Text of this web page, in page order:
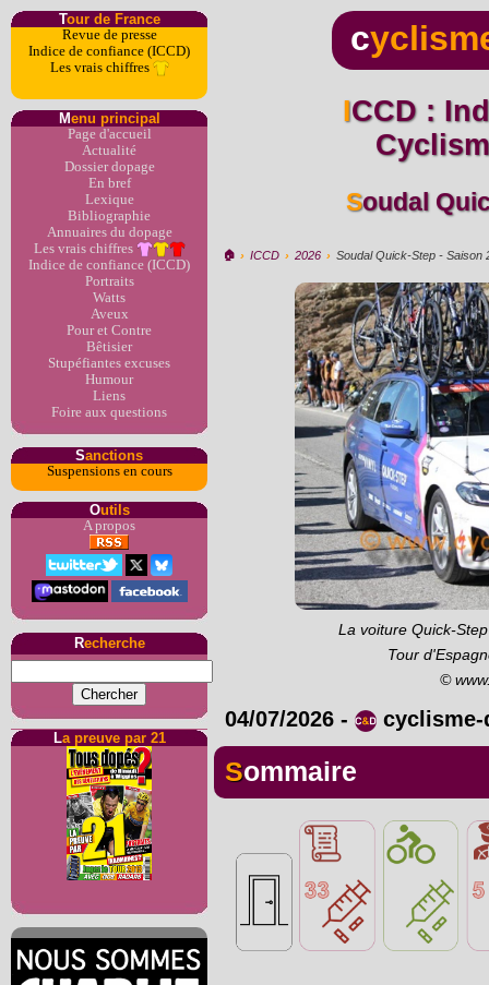
Tour de France
Revue de presse
Indice de confiance (ICCD)
Les vrais chiffres
Menu principal
Page d'accueil
Actualité
Dossier dopage
En bref
Lexique
Bibliographie
Annuaires du dopage
Les vrais chiffres
Indice de confiance (ICCD)
Portraits
Watts
Aveux
Pour et Contre
Bêtisier
Stupéfiantes excuses
Humour
Liens
Foire aux questions
Sanctions
Suspensions en cours
Outils
A propos
Recherche
La preuve par 21
c
ICCD : Indice de Confiance
Soudal
🏠︎ › ICCD › 2026 › Soudal Quick-Step - Saison
La voiture Quick-
Tour
©
04/07/2026 - cyclisme-
Sommaire